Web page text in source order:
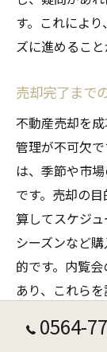
す。これによ
ズに進めること
売却完了まで
不動産売却を
管理が不可欠
は、季節や市
です。売却の
算してスケジ
シーズンなど
的です。内覧
あり、これら
的に進めるこ
し、進捗を確
0564-